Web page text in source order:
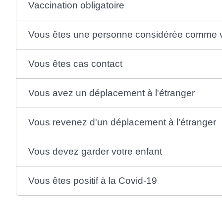
Vaccination obligatoire
Vous êtes une personne considérée comme
Vous êtes cas contact
Vous avez un déplacement à l'étranger
Vous revenez d'un déplacement à l'étranger
Vous devez garder votre enfant
Vous êtes positif à la Covid-19